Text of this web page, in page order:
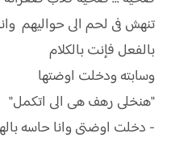
تنهش فى لحم الى حواليهم
بالفعل فإنت بالكلام
وسابته ودخلت اوضتها
"هنخلى رهف هى الى اتكمل"
- دخلت اوضتى وانا حاسه